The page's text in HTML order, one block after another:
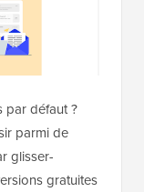
par défaut ?
parmi de
glisser-
gratuites